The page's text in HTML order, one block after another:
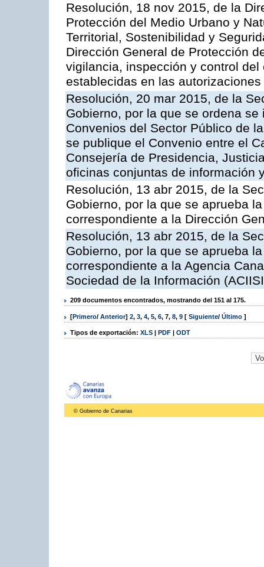
Resolución, 18 nov 2015, de la
Protección del Medio Urbano y
Territorial, Sostenibilidad y
Dirección General de Protección
vigilancia, inspección y control
establecidas en las
Resolución, 20 mar 2015, de la
Gobierno, por la que se ordena
Convenios del Sector Público de
se publique el Convenio entre el
Consejería de Presidencia,
oficinas conjuntas de información
Resolución, 13 abr 2015, de la
Gobierno, por la que se aprueba
correspondiente a la Dirección
Resolución, 13 abr 2015, de la
Gobierno, por la que se aprueba
correspondiente a la Agencia
Sociedad de la Información
209 documentos encontrados, mostrando del 151 al 175.
[Primero/ Anterior] 2, 3, 4, 5, 6, 7, 8, 9 [ Siguiente/ Último ]
Tipos de exportación: XLS | PDF | ODT
© Gobierno de Canarias